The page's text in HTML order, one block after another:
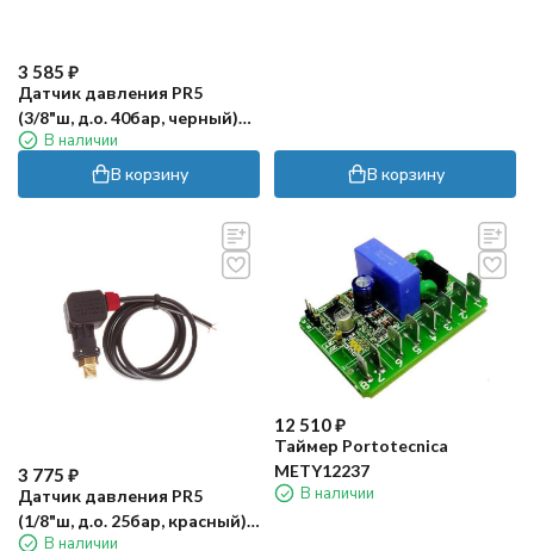
3 585 ₽
Датчик давления PR5
(3/8"ш, д.о. 40бар, черный)
PA В наличии
В корзину В корзину
3 775 ₽
Датчик давления PR5
(1/8"ш, д.о. 25бар, красный)
PA В наличии
12 510₽
Таймер Portotecnica
METY12237
В наличии